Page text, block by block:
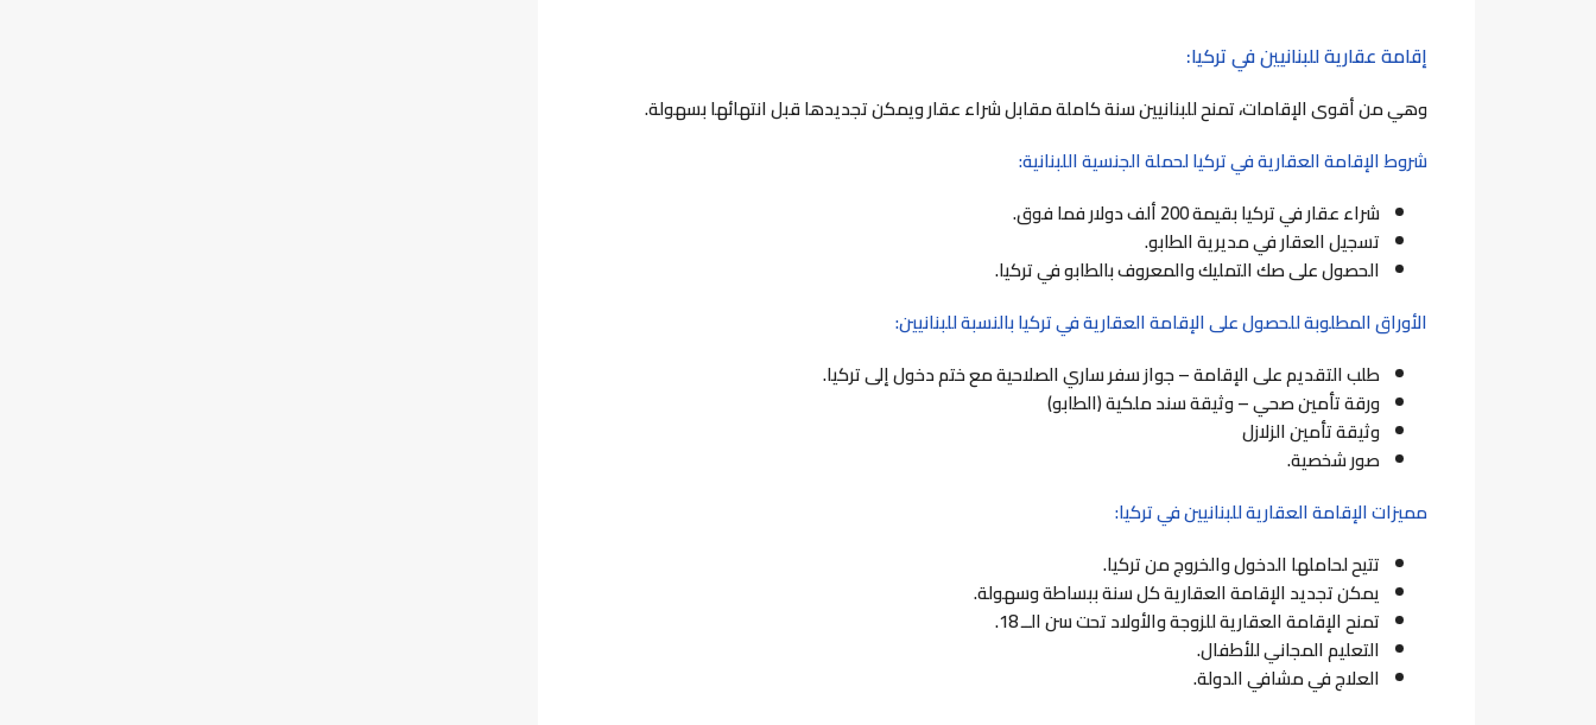
إقامة عقارية للبنانيين في تركيا:
وهي من أقوى الإقامات، تمنح للبنانيين سنة كاملة مقابل شراء عقار ويمكن تجديدها قبل انتهائها بسهولة.
شروط الإقامة العقارية في تركيا لحملة الجنسية اللبنانية:
شراء عقار في تركيا بقيمة 200 ألف دولار فما فوق.
تسجيل العقار في مديرية الطابو.
الحصول على صك التمليك والمعروف بالطابو في تركيا.
الأوراق المطلوبة للحصول على الإقامة العقارية في تركيا بالنسبة للبنانيين:
طلب التقديم على الإقامة – جواز سفر ساري الصلاحية مع ختم دخول إلى تركيا.
ورقة تأمين صحي – وثيقة سند ملكية (الطابو)
وثيقة تأمين الزلازل
صور شخصية.
مميزات الإقامة العقارية للبنانيين في تركيا:
تتيح لحاملها الدخول والخروج من تركيا.
يمكن تجديد الإقامة العقارية كل سنة ببساطة وسهولة.
تمنح الإقامة العقارية للزوجة والأولاد تحت سن الــ 18.
التعليم المجاني للأطفال.
العلاج في مشافي الدولة.